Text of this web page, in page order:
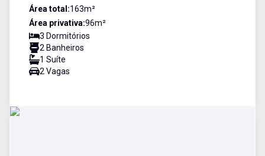
Área total:163m²
Área privativa:96m²
3 Dormitórios
2 Banheiros
1 Suíte
2 Vagas